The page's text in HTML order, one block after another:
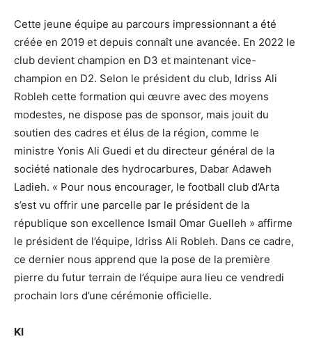
Cette jeune équipe au parcours impressionnant a été
créée en 2019 et depuis connaît une avancée. En 2022 le
club devient champion en D3 et maintenant vice-
champion en D2. Selon le président du club, Idriss Ali
Robleh cette formation qui œuvre avec des moyens
modestes, ne dispose pas de sponsor, mais jouit du
soutien des cadres et élus de la région, comme le
ministre Yonis Ali Guedi et du directeur général de la
société nationale des hydrocarbures, Dabar Adaweh
Ladieh. « Pour nous encourager, le football club d’Arta
s’est vu offrir une parcelle par le président de la
république son excellence Ismail Omar Guelleh » affirme
le président de l’équipe, Idriss Ali Robleh. Dans ce cadre,
ce dernier nous apprend que la pose de la première
pierre du futur terrain de l’équipe aura lieu ce vendredi
prochain lors d’une cérémonie officielle.
KI